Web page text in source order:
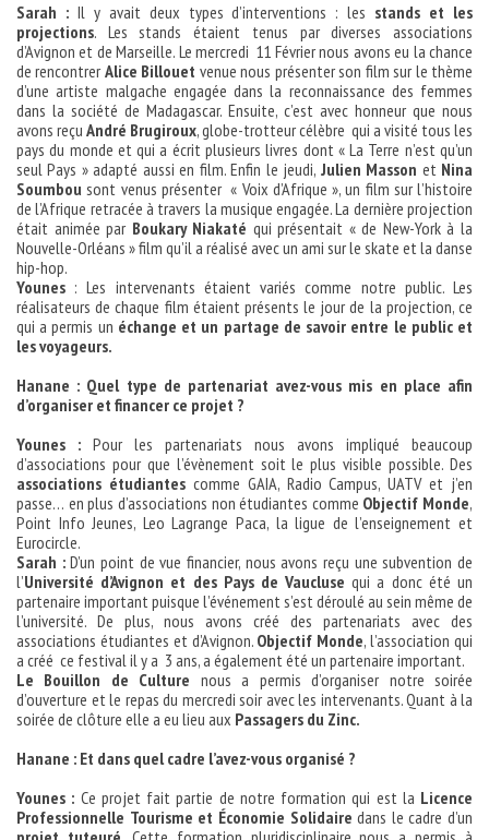
Sarah :Il y avait deux types d’interventions : les stands et les
projections. Les stands étaient tenus par diverses associations
d’Avignon et de Marseille. Le mercredi 11 Février nous avons eu la chance
de rencontrer Alice Billouet venue nous présenter son film sur le thème
d’une artiste malgache engagée dans la reconnaissance des femmes
dans la société de Madagascar. Ensuite, c’est avec honneur que nous
avons reçu André Brugiroux, globe-trotteur célèbre qui a visité tous les
pays du monde et qui a écrit plusieurs livres dont « La Terre n’est qu’un
seul Pays » adapté aussi en film. Enfin le jeudi, Julien Masson et Nina
Soumbou sont venus présenter « Voix d’Afrique », un film sur l’histoire
de l’Afrique retracée à travers la musique engagée. La dernière projection
était animée par Boukary Niakaté qui présentait « de New-York à la
Nouvelle-Orléans » film qu’il a réalisé avec un ami sur le skate et la danse
hip-hop.
Younes : Les intervenants étaient variés comme notre public. Les
réalisateurs de chaque film étaient présents le jour de la projection, ce
qui a permis un échange et un partage de savoir entre le public et
les voyageurs.
Hanane : Quel type de partenariat avez-vous mis en place afin
d’organiser et financer ce projet ?
Younes : Pour les partenariats nous avons impliqué beaucoup
d’associations pour que l’évènement soit le plus visible possible. Des
associations étudiantescomme GAIA, Radio Campus, UATV et j’en
passe… en plus d’associations non étudiantes comme Objectif Monde,
Point Info Jeunes, Leo Lagrange Paca, la ligue de l’enseignement et
Eurocircle.
Sarah :D’un point de vue financier, nous avons reçu une subvention de
l’Université d’Avignon et des Pays de Vaucluse qui a donc été un
partenaire important puisque l’événement s’est déroulé au sein même de
l’université. De plus, nous avons créé des partenariats avec des
associations étudiantes et d’Avignon. Objectif Monde, l’association qui
a créé ce festival il y a 3 ans, a également été un partenaire important.
Le Bouillon de Culture nous a permis d’organiser notre soirée
d’ouverture et le repas du mercredi soir avec les intervenants. Quant à la
soirée de clôture elle a eu lieu aux Passagers du Zinc.
Hanane : Et dans quel cadre l’avez-vous organisé ?
Younes : Ce projet fait partie de notre formation qui est la Licence
Professionnelle Tourisme et Économie Solidaire dans le cadre d’un